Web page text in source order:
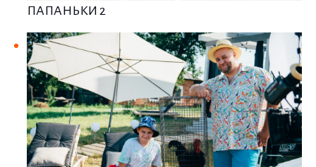
ПАПАНЬКИ 2